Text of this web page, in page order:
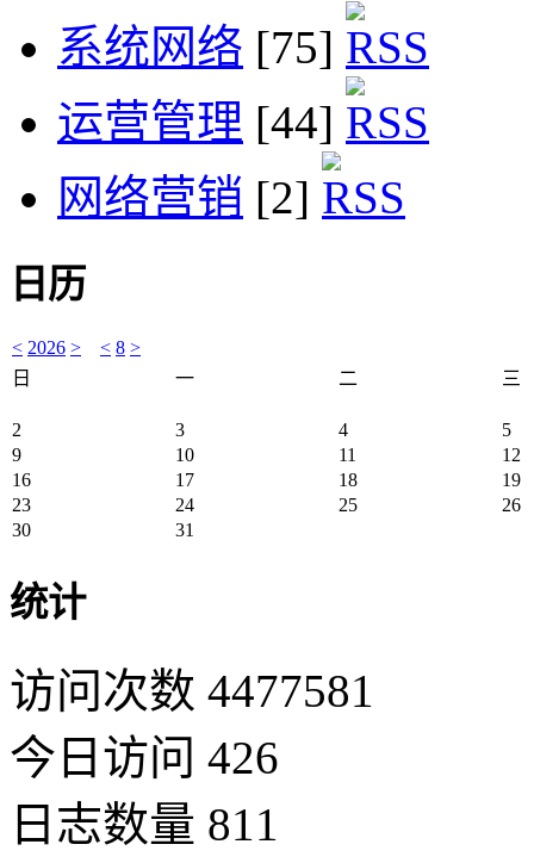
系统网络 [75]
运营管理 [44]
网络营销 [2]
日历
< 2026 > < 8 >
日
一 二 三
2 3 4
5
9
10 11
12
16
17 18
19
23
24 25
26
30
31
统计
访问次数 4477581
今日访问 426
日志数量 811